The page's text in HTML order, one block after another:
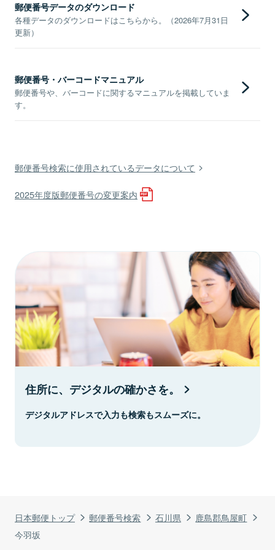
日本郵便トップ 郵便番号検索 石川県
鹿島郡鳥屋町
今羽坂
郵便番号データのダウンロード
各種データのダウンロードはこちらから。（2026年7月31日
更新）
郵便番号・バーコードマニュアル
郵便番号や、バーコードに関するマニュアルを掲載していま
す。
郵便番号検索に使用されているデータについて
2025年度版郵便番号の変更案内
住所に、デジタルの確かさを。
デジタルアドレスで入力も検索もスムーズに。